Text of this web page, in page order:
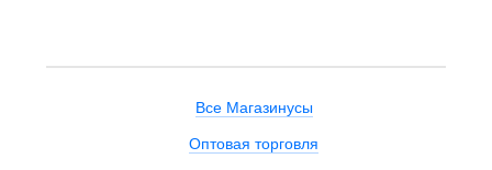
Все Магазинусы
Оптовая торговля